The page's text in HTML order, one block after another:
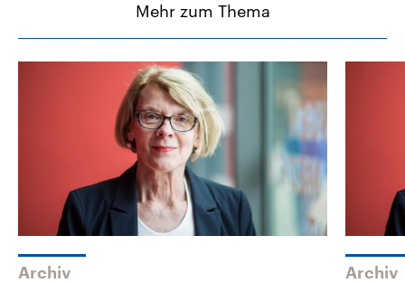
Mehr zum Thema
Archiv Archiv